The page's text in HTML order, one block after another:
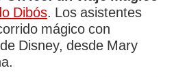
Dibós. Los asistentes
mágico con
Disney, desde Mary